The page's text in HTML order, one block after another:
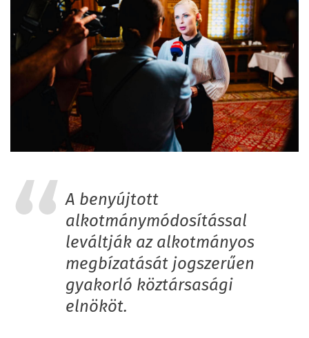
A benyújtott
alkotmánymódosítással
leváltják az alkotmányos
megbízatását jogszerűen
gyakorló köztársasági
elnököt.